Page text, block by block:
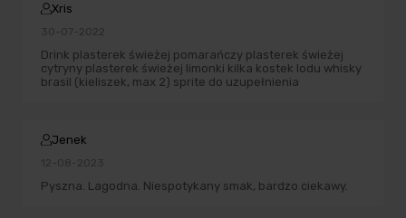
Xris
30-07-2022
Drink plasterek świeżej pomarańczy plasterek świeżej
cytryny plasterek świeżej limonki kilka kostek lodu whisky
brasil (kieliszek, max 2) sprite do uzupełnienia
Jenek
12-08-2023
Pyszna. Lagodna. Niespotykany smak, bardzo ciekawy.